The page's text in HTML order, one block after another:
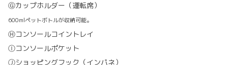
Ⓖカップホルダー（運転席）
600mlペットボトルが収納可能。
Ⓗコンソールコイントレイ
Ⓘコンソールポケット
Ⓙショッピングフック（インパネ）